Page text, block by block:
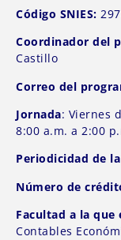
Código SNIES:
Coordinador del
Castillo
Correo del
Jornada: Viernes
8:00 a.m. a 2:00
Periodicidad de
Número de
Facultad a la que
Contables